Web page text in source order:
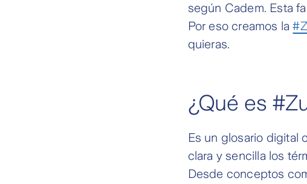
según Cadem. Esta
Por eso creamos la
quieras.
¿Qué es
Es un glosario digital
clara y sencilla los
Desde conceptos